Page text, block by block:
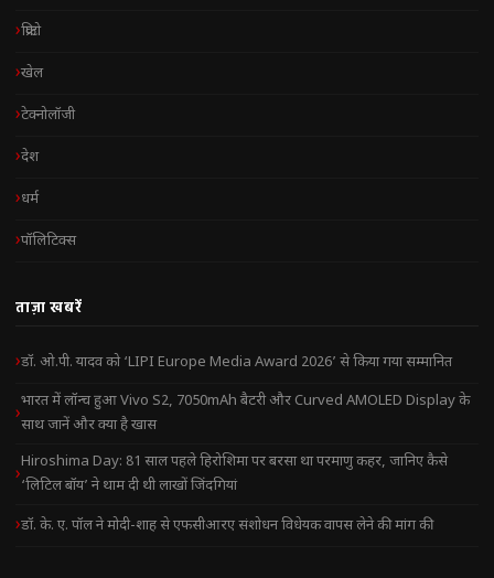
क्रिप्टो
खेल
टेक्नोलॉजी
देश
धर्म
पॉलिटिक्स
ताज़ा खबरें
डॉ. ओ.पी. यादव को ‘LIPI Europe Media Award 2026’ से किया गया सम्मानित
भारत में लॉन्च हुआ Vivo S2, 7050mAh बैटरी और Curved AMOLED Display के
साथ जानें और क्या है खास
Hiroshima Day: 81 साल पहले हिरोशिमा पर बरसा था परमाणु कहर, जानिए कैसे
‘लिटिल बॉय’ ने थाम दी थी लाखों जिंदगियां
डॉ. के. ए. पॉल ने मोदी-शाह से एफसीआरए संशोधन विधेयक वापस लेने की मांग की